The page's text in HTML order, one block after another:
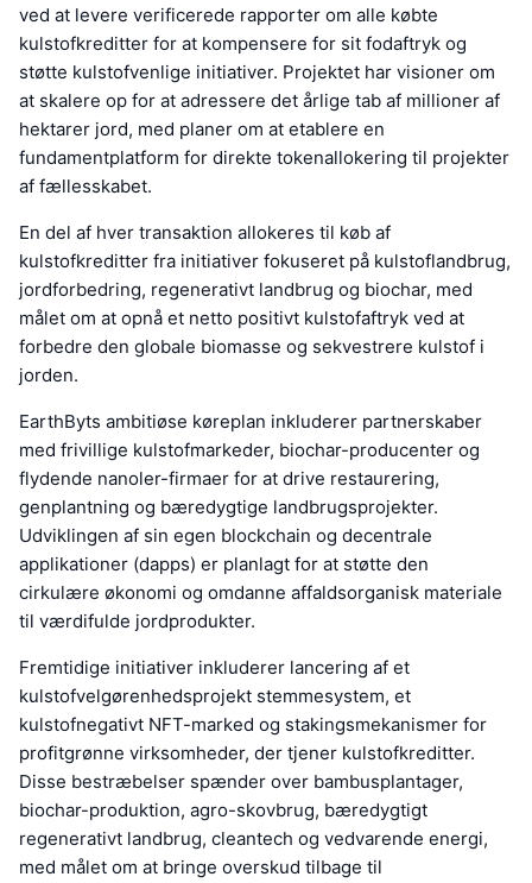
ved at levere verificerede rapporter om alle købte
kulstofkreditter for at kompensere for sit fodaftryk og
støtte kulstofvenlige initiativer. Projektet har visioner om
at skalere op for at adressere det årlige tab af millioner af
hektarer jord, med planer om at etablere en
fundamentplatform for direkte tokenallokering til projekter
af fællesskabet.
En del af hver transaktion allokeres til køb af
kulstofkreditter fra initiativer fokuseret på kulstoflandbrug,
jordforbedring, regenerativt landbrug og biochar, med
målet om at opnå et netto positivt kulstofaftryk ved at
forbedre den globale biomasse og sekvestrere kulstof i
jorden.
EarthByts ambitiøse køreplan inkluderer partnerskaber
med frivillige kulstofmarkeder, biochar-producenter og
flydende nanoler-firmaer for at drive restaurering,
genplantning og bæredygtige landbrugsprojekter.
Udviklingen af sin egen blockchain og decentrale
applikationer (dapps) er planlagt for at støtte den
cirkulære økonomi og omdanne affaldsorganisk materiale
til værdifulde jordprodukter.
Fremtidige initiativer inkluderer lancering af et
kulstofvelgørenhedsprojekt stemmesystem, et
kulstofnegativt NFT-marked og stakingsmekanismer for
profitgrønne virksomheder, der tjener kulstofkreditter.
Disse bestræbelser spænder over bambusplantager,
biochar-produktion, agro-skovbrug, bæredygtigt
regenerativt landbrug, cleantech og vedvarende energi,
med målet om at bringe overskud tilbage til